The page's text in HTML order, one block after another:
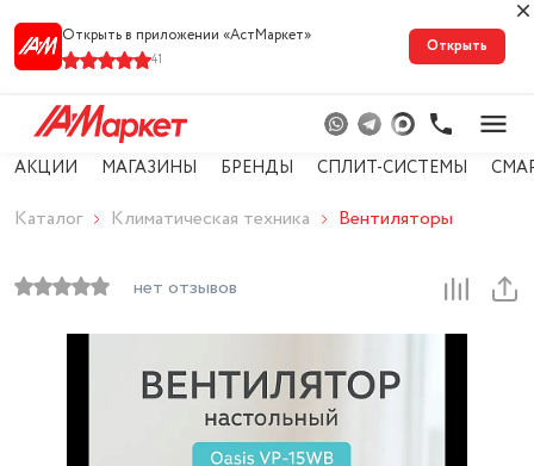
Открыть в приложении «АстМарке‪т‬»
41
Открыть
АКЦИИ МАГАЗИНЫ БРЕНДЫ СПЛИТ-СИСТЕМЫ
Каталог Климатическая техника Вентиляторы
нет отзывов